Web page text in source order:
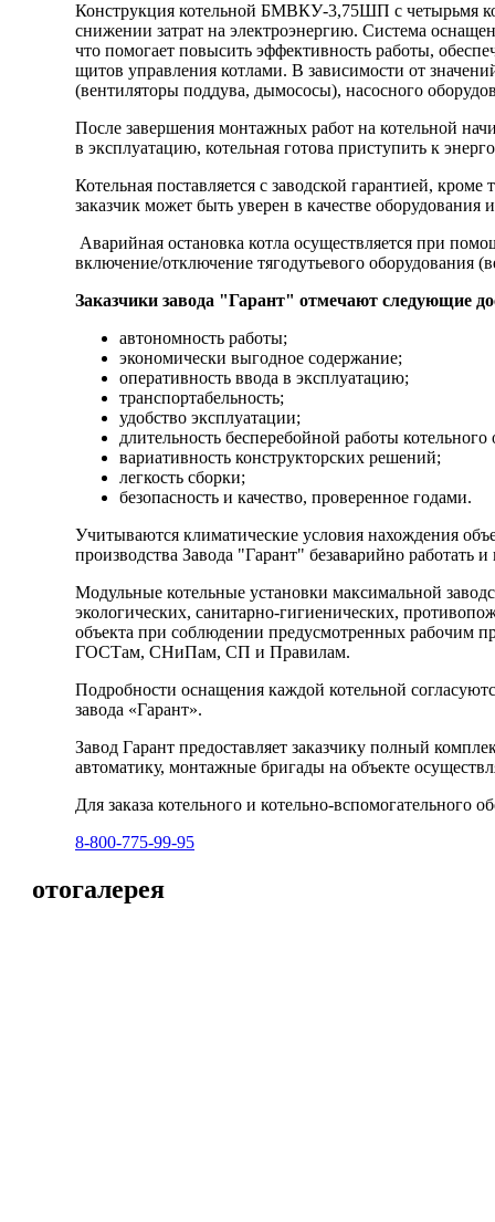
Конструкция котельной БМВКУ-3,75ШП с четырьмя
снижении затрат на электроэнергию. Система
что помогает повысить эффективность работы,
щитов управления котлами. В зависимости от
(вентиляторы поддува, дымососы), насосного
После завершения монтажных работ на котельной
в эксплуатацию, котельная готова приступить к
Котельная поставляется с заводской гарантией,
заказчик может быть уверен в качестве оборудования
Аварийная остановка котла осуществляется при
включение/отключение тягодутьевого оборудования
Заказчики завода "Гарант" отмечают следующие
автономность работы;
экономически выгодное содержание;
оперативность ввода в эксплуатацию;
транспортабельность;
удобство эксплуатации;
длительность бесперебойной работы котельного
вариативность конструкторских решений;
легкость сборки;
безопасность и качество, проверенное годами.
Учитываются климатические условия нахождения
производства Завода "Гарант" безаварийно работать
Модульные котельные установки максимальной
экологических, санитарно-гигиенических,
объекта при соблюдении предусмотренных рабочим
ГОСТам, СНиПам, СП и Правилам.
Подробности оснащения каждой котельной
завода «Гарант».
Завод Гарант предоставляет заказчику полный
автоматику, монтажные бригады на объекте
Для заказа котельного и котельно-
8-800-775-99-95
Фотогалерея